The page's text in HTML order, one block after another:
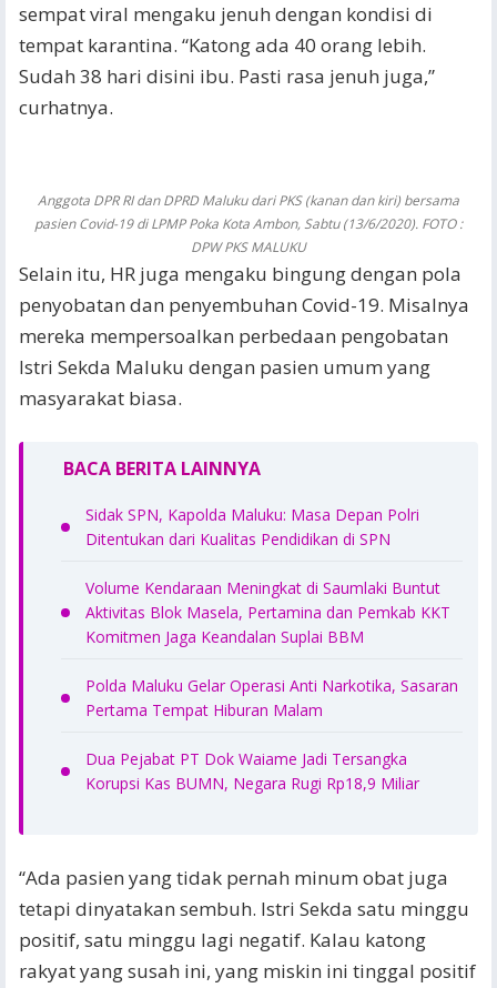
sempat viral mengaku jenuh dengan kondisi di
tempat karantina. “Katong ada 40 orang lebih.
Sudah 38 hari disini ibu. Pasti rasa jenuh juga,”
curhatnya.
Anggota DPR RI dan DPRD Maluku dari PKS (kanan dan kiri) bersama
pasien Covid-19 di LPMP Poka Kota Ambon, Sabtu (13/6/2020). FOTO :
DPW PKS MALUKU
Selain itu, HR juga mengaku bingung dengan pola
penyobatan dan penyembuhan Covid-19. Misalnya
mereka mempersoalkan perbedaan pengobatan
Istri Sekda Maluku dengan pasien umum yang
masyarakat biasa.
BACA BERITA LAINNYA
Sidak SPN, Kapolda Maluku: Masa Depan Polri
Ditentukan dari Kualitas Pendidikan di SPN
Volume Kendaraan Meningkat di Saumlaki Buntut
Aktivitas Blok Masela, Pertamina dan Pemkab KKT
Komitmen Jaga Keandalan Suplai BBM
Polda Maluku Gelar Operasi Anti Narkotika, Sasaran
Pertama Tempat Hiburan Malam
Dua Pejabat PT Dok Waiame Jadi Tersangka
Korupsi Kas BUMN, Negara Rugi Rp18,9 Miliar
“Ada pasien yang tidak pernah minum obat juga
tetapi dinyatakan sembuh. Istri Sekda satu minggu
positif, satu minggu lagi negatif. Kalau katong
rakyat yang susah ini, yang miskin ini tinggal positif